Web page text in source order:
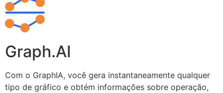
Graph.AI
Com o GraphIA, você gera instantaneamente qualquer
tipo de gráfico e obtém informações sobre operação,